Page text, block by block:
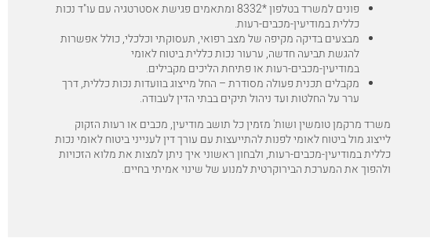
פונים למשרד בטלפון*8332
ומתאמים פגישת אסטרטגיה עם עו"ד נכות
כללית במודיעין-מכבים-רעות.
מבצעים בדיקה מקיפה של מצב רפואי, תעסוקתי וכלכלי, כולל אפשרות
להגשת תביעה חדשה, ערעור נכות כללית ביטוח לאומי
במודיעין-מכבים-רעות או פתיחת הליכים מקבילים.
מקבלים תכנית פעולה מסודרת – החל מייצוג בוועדות נכות כללית, דרך
ערר על החלטות ועד ניהול תיקים בבתי הדין לעבודה.
משרד מרקמן טומשין ושות' מזמין כל תושב מודיעין, מכבים או רעות הזקוק
לייצוג מול ביטוח לאומי לפנות להתייעצות עם עורך דין לענייני ביטוח לאומי נכות
כללית במודיעין-מכבים-רעות, ולבחון ראשוני איך ניתן למצות את מלוא הזכויות
ולהפוך את המערכת הבירוקרטית למנוע של שינוי אמיתי בחיים.